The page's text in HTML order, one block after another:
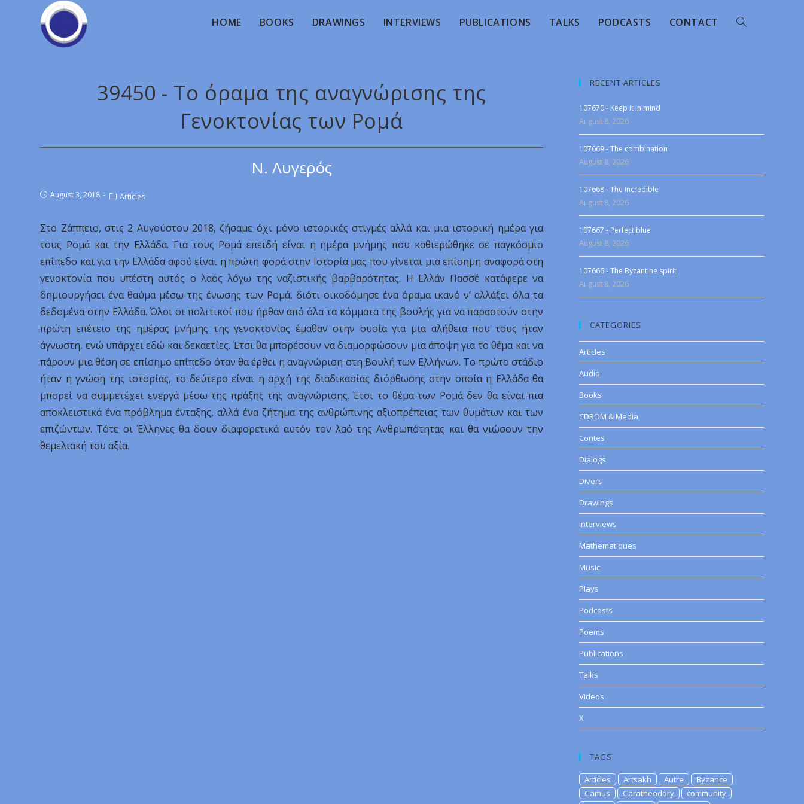
HOME BOOKS DRAWINGS INTERVIEWS PUBLICATIONS TALKS PODCASTS CONTACT
39450 - Το όραμα της αναγνώρισης της
Γενοκτονίας των Ρομά
Ν. Λυγερός
August 3, 2018 Articles
Στο Ζάππειο, στις 2 Αυγούστου 2018, ζήσαμε όχι μόνο ιστορικές στιγμές αλλά και μια ιστορική ημέρα για
τους Ρομά και την Ελλάδα. Για τους Ρομά επειδή είναι η ημέρα μνήμης που καθιερώθηκε σε παγκόσμιο
επίπεδο και για την Ελλάδα αφού είναι η πρώτη φορά στην Ιστορία μας που γίνεται μια επίσημη αναφορά στη
γενοκτονία που υπέστη αυτός ο λαός λόγω της ναζιστικής βαρβαρότητας. Η Ελλάν Πασσέ κατάφερε να
δημιουργήσει ένα θαύμα μέσω της ένωσης των Ρομά, διότι οικοδόμησε ένα όραμα ικανό ν’ αλλάξει όλα τα
δεδομένα στην Ελλάδα. Όλοι οι πολιτικοί που ήρθαν από όλα τα κόμματα της βουλής για να παραστούν στην
πρώτη επέτειο της ημέρας μνήμης της γενοκτονίας έμαθαν στην ουσία για μια αλήθεια που τους ήταν
άγνωστη, ενώ υπάρχει εδώ και δεκαετίες. Έτσι θα μπορέσουν να διαμορφώσουν μια άποψη για το θέμα και να
πάρουν μια θέση σε επίσημο επίπεδο όταν θα έρθει η αναγνώριση στη Βουλή των Ελλήνων. Το πρώτο στάδιο
ήταν η γνώση της ιστορίας, το δεύτερο είναι η αρχή της διαδικασίας διόρθωσης στην οποία η Ελλάδα θα
μπορεί να συμμετέχει ενεργά μέσω της πράξης της αναγνώρισης. Έτσι το θέμα των Ρομά δεν θα είναι πια
αποκλειστικά ένα πρόβλημα ένταξης, αλλά ένα ζήτημα της ανθρώπινης αξιοπρέπειας των θυμάτων και των
επιζώντων. Τότε οι Έλληνες θα δουν διαφορετικά αυτόν τον λαό της Ανθρωπότητας και θα νιώσουν την
θεμελιακή του αξία.
RECENT ARTICLES
107670 - Keep it in mind
August 8, 2026
107669 - The combination
August 8, 2026
107668 - The incredible
August 8, 2026
107667 - Perfect blue
August 8, 2026
107666 - The Byzantine spirit
August 8, 2026
CATEGORIES
Articles
Audio
Books
CDROM & Media
Contes
Dialogs
Divers
Drawings
Interviews
Mathematiques
Music
Plays
Podcasts
Poems
Publications
Talks
Videos
X
TAGS
Articles Artsakh Autre
Byzance
Camus
Caratheodory
community